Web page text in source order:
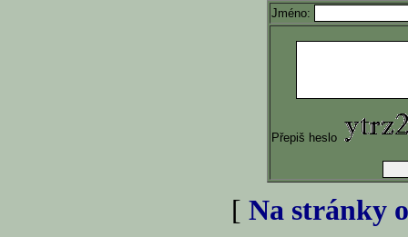
Jméno:
Přepiš heslo
[ Na stránky